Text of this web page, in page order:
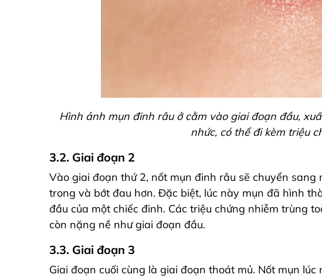
Hình ảnh mụn đinh râu ở cằm vào giai đoạn đầu,
nhức, có thể đi kèm triệu
3.2. Giai đoạn 2
Vào giai đoạn thứ 2, nốt mụn đinh râu sẽ chuyển sang
trong và bớt đau hơn. Đặc biệt, lúc này mụn đã hình
đầu của một chiếc đinh. Các triệu chứng nhiễm trùng
còn nặng nề như giai đoạn đầu.
3.3. Giai đoạn 3
Giai đoạn cuối cùng là giai đoạn thoát mủ. Nốt mụn